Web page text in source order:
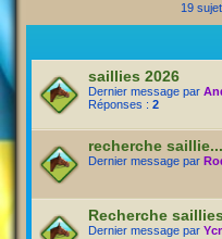
19
saillies 2026
Dernier message par
Réponses : 2
recherche
Dernier message par
Recherche saillies
Dernier message par